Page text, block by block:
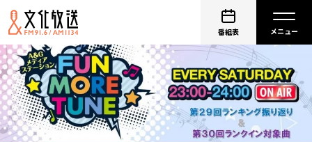
番組表